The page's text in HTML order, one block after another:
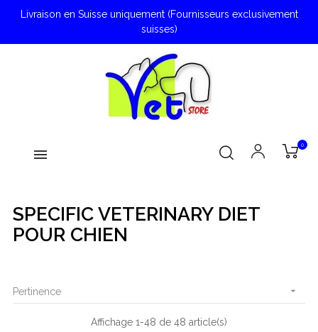
Livraison en Suisse uniquement (Fournisseurs exclusivement
suisses)
0
SPECIFIC VETERINARY DIET
POUR CHIEN
Pertinence 
Affichage 1-48 de 48 article(s)